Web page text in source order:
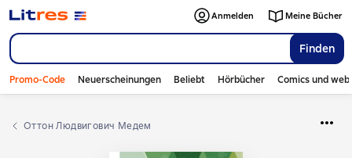
Finden
Anmelden Meine Bücher
Promo-Code Neuerscheinungen Beliebt Hörbücher Comics und
Оттон Людвигович Медем